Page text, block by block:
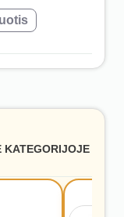
KATEGORIJOJE